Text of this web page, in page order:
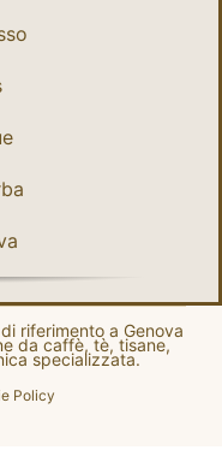
riferimento a Genova
da caffè, tè, tisane,
specializzata.
Policy